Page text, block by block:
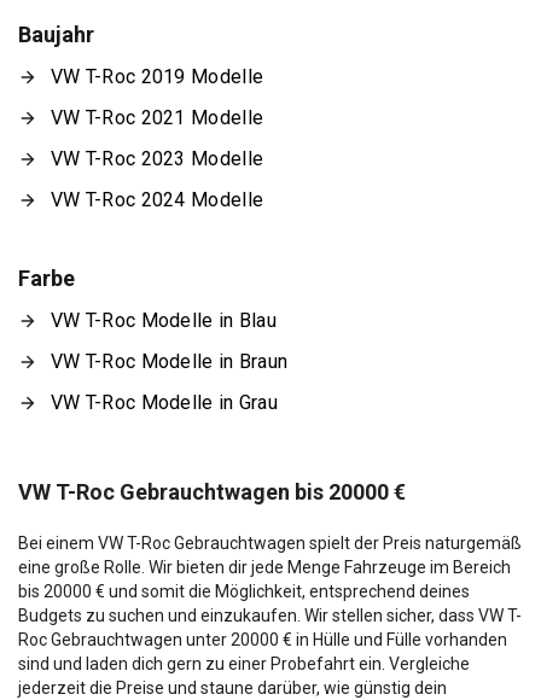
Baujahr
VW T-Roc 2019 Modelle
VW T-Roc 2021 Modelle
VW T-Roc 2023 Modelle
VW T-Roc 2024 Modelle
Farbe
VW T-Roc Modelle in Blau
VW T-Roc Modelle in Braun
VW T-Roc Modelle in Grau
VW T-Roc Gebrauchtwagen bis 20000 €
Bei einem VW T-Roc Gebrauchtwagen spielt der Preis naturgemäß
eine große Rolle. Wir bieten dir jede Menge Fahrzeuge im Bereich
bis 20000 € und somit die Möglichkeit, entsprechend deines
Budgets zu suchen und einzukaufen. Wir stellen sicher, dass VW T-
Roc Gebrauchtwagen unter 20000 € in Hülle und Fülle vorhanden
sind und laden dich gern zu einer Probefahrt ein. Vergleiche
jederzeit die Preise und staune darüber, wie günstig dein